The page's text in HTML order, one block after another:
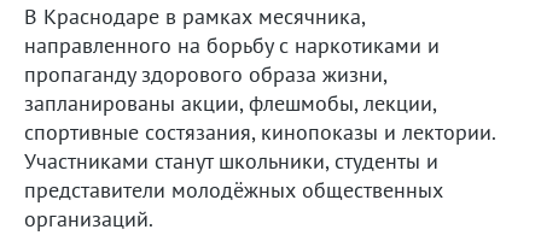
В Краснодаре в рамках месячника,
направленного на борьбу с наркотиками и
пропаганду здорового образа жизни,
запланированы акции, флешмобы, лекции,
спортивные состязания, кинопоказы и лектории.
Участниками станут школьники, студенты и
представители молодёжных общественных
организаций.